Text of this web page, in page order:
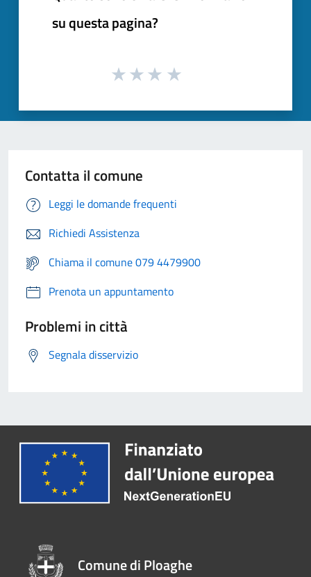
su questa pagina?
Contatta il comune
Leggi le domande frequenti
Richiedi Assistenza
Chiama il comune 079 4479900
Prenota un appuntamento
Problemi in città
Segnala disservizio
Comune di Ploaghe